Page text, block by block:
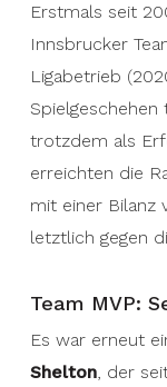
Erstmals seit
Innsbrucker
Ligabetrieb
trotzdem als
erreichten die
mit einer Bilanz
letztlich gegen
Team MVP:
Es war erneut
Shelton, der